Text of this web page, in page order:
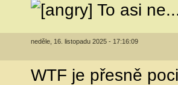
To asi
neděle, 16. listopadu 2025 - 17:16:09
WTF je přesně